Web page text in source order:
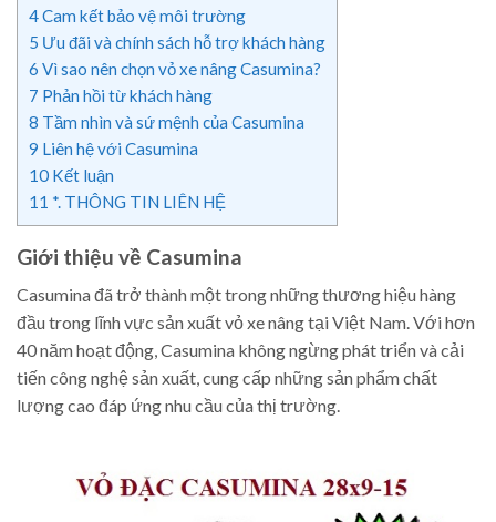
4Cam kết bảo vệ môi trường
5 Ưu đãi và chính sách hỗ trợ khách hàng
6 Vì sao nên chọn vỏ xe nâng Casumina?
7 Phản hồi từ khách hàng
8 Tầm nhìn và sứ mệnh của Casumina
9 Liên hệ với Casumina
10 Kết luận
11 *. THÔNG TIN LIÊN HỆ
Giới thiệu về Casumina
Casumina đã trở thành một trong những thương hiệu hàng
đầu trong lĩnh vực sản xuất vỏ xe nâng tại Việt Nam. Với hơn
40 năm hoạt động, Casumina không ngừng phát triển và cải
tiến công nghệ sản xuất, cung cấp những sản phẩm chất
lượng cao đáp ứng nhu cầu của thị trường.